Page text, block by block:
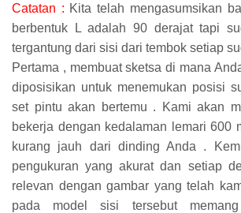
Catatan : Kita telah mengasumsikan
berbentuk L adalah 90 derajat tapi
tergantung dari sisi dari tembok setiap
Pertama , membuat sketsa di mana
diposisikan untuk menemukan posisi
set pintu akan bertemu . Kami akan
bekerja dengan kedalaman lemari 600
kurang jauh dari dinding Anda .
pengukuran yang akurat dan setiap
relevan dengan gambar yang telah
pada model sisi tersebut